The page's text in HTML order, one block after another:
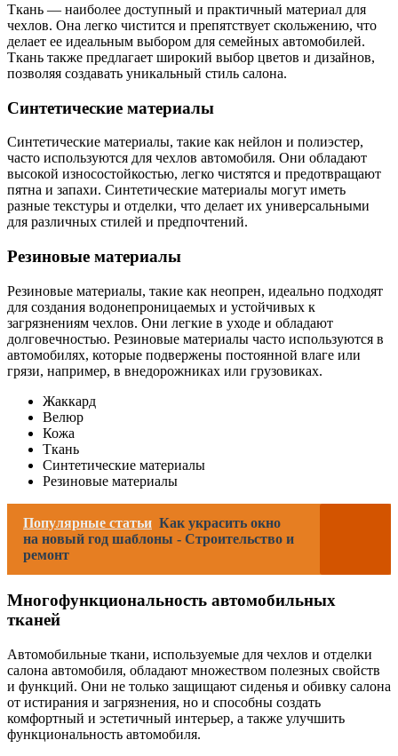
Ткань — наиболее доступный и практичный материал для
чехлов. Она легко чистится и препятствует скольжению, что
делает ее идеальным выбором для семейных автомобилей.
Ткань также предлагает широкий выбор цветов и дизайнов,
позволяя создавать уникальный стиль салона.
Синтетические материалы
Синтетические материалы, такие как нейлон и полиэстер,
часто используются для чехлов автомобиля. Они обладают
высокой износостойкостью, легко чистятся и предотвращают
пятна и запахи. Синтетические материалы могут иметь
разные текстуры и отделки, что делает их универсальными
для различных стилей и предпочтений.
Резиновые материалы
Резиновые материалы, такие как неопрен, идеально подходят
для создания водонепроницаемых и устойчивых к
загрязнениям чехлов. Они легкие в уходе и обладают
долговечностью. Резиновые материалы часто используются в
автомобилях, которые подвержены постоянной влаге или
грязи, например, в внедорожниках или грузовиках.
Жаккард
Велюр
Кожа
Ткань
Синтетические материалы
Резиновые материалы
Популярные статьи Как украсить окно
на новый год шаблоны - Строительство и
ремонт
Многофункциональность автомобильных
тканей
Автомобильные ткани, используемые для чехлов и отделки
салона автомобиля, обладают множеством полезных свойств
и функций. Они не только защищают сиденья и обивку салона
от истирания и загрязнения, но и способны создать
комфортный и эстетичный интерьер, а также улучшить
функциональность автомобиля.